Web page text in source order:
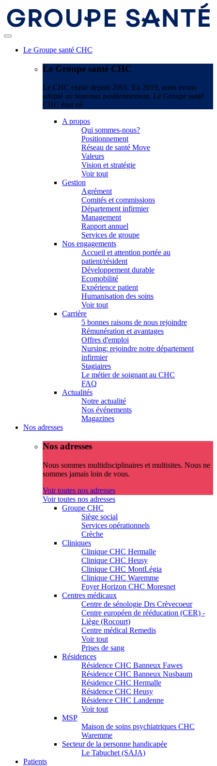
Le Groupe santé CHC
Le Groupe santé CHC
Le CHC existe depuis 2001. En 2019, nous avons
adopté un nouveau positionnement. Le Groupe santé
CHC était né.
A propos
Qui sommes-nous?
Positionnement
Réseau de santé Move
Valeurs
Vision et stratégie
Voir tout
Gestion
Agrément
Comités et commissions
Département infirmier
Management
Rapport annuel
Services de groupe
Nos engagements
Accueil et attention portée au
patient/résident
Développement durable
Ecomobilité
Expérience patient
Humanisation des soins
Voir tout
Carrière
5 bonnes raisons de nous rejoindre
Rémunération et avantages
Offres d'emploi
Nursing: rejoindre notre département
infirmier
Stagiaires
Le métier de soignant au CHC
FAQ
Actualités
Notre actualité
Nos événements
Magazines
Nos adresses
Nos adresses
Nous sommes multidisciplinaires et multisites. Nous ne
sommes jamais loin de vous.
Voir toutes nos adresses
Voir toutes nos adresses
Groupe CHC
Siège social
Services opérationnels
Crèche
Cliniques
Clinique CHC Hermalle
Clinique CHC Heusy
Clinique CHC MontLégia
Clinique CHC Waremme
Foyer Horizon CHC Moresnet
Centres médicaux
Centre de sénologie Drs Crèvecoeur
Centre européen de rééducation (CER) -
Liège (Rocourt)
Centre médical Remedis
Voir tout
Prises de sang
Résidences
Résidence CHC Banneux Fawes
Résidence CHC Banneux Nusbaum
Résidence CHC Hermalle
Résidence CHC Heusy
Résidence CHC Landenne
Voir tout
MSP
Maison de soins psychiatriques CHC
Waremme
Secteur de la personne handicapée
Le Tabuchet (SAJA)
Patients